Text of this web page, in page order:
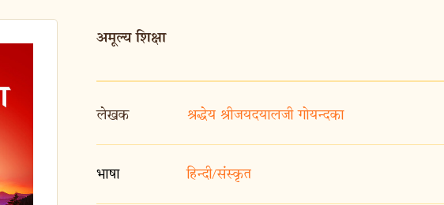
अमूल्य शिक्षा
लेखक श्रद्धेय श्रीजयदयालजी गोयन्दका
भाषा हिन्दी/संस्कृत